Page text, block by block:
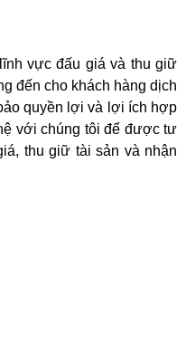
vực đấu giá và thu giữ
đến cho khách hàng dịch
quyền lợi và lợi ích hợp
với chúng tôi để được tư
thu giữ tài sản và nhận